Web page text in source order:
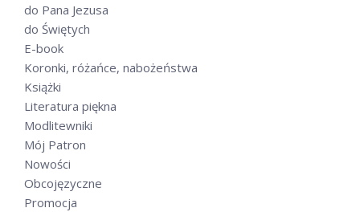
do Pana Jezusa
do Świętych
E-book
Koronki, różańce, nabożeństwa
Książki
Literatura piękna
Modlitewniki
Mój Patron
Nowości
Obcojęzyczne
Promocja